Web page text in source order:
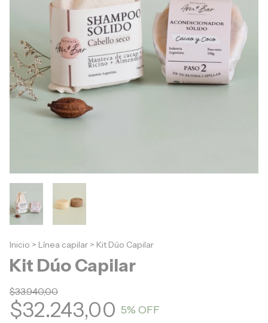
Inicio > Línea capilar > Kit Dúo Capilar
Kit Dúo Capilar
$33.940,00
$32.243,00 5% OFF